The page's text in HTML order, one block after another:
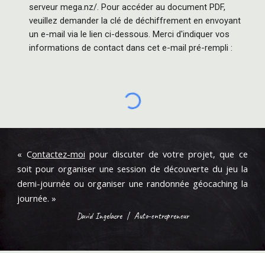
serveur mega.nz/. Pour accéder au document PDF,
veuillez demander la clé de déchiffrement en envoyant
un e-mail via le lien ci-dessous. Merci d'indiquer vos
informations de contact dans cet e-mail pré-rempli :
« Contactez-moi pour discuter de votre projet, que ce
soit pour organiser une session de découverte du jeu la
demi-journée ou organiser une randonnée géocaching la
journée. »
David Ingelaere| Auto-entrepreneur